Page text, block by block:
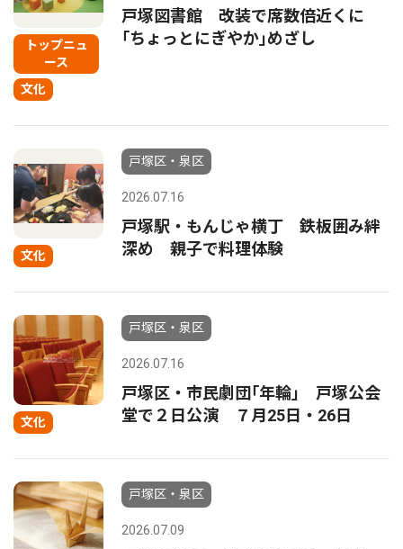
トップニュ
ース
文化
戸塚図書館 改装で席数倍近くに
｢ちょっとにぎやか｣めざし
文化
戸塚区・泉区
2026.07.16
戸塚駅・もんじゃ横丁 鉄板囲み絆
深め 親子で料理体験
文化
戸塚区・泉区
2026.07.16
戸塚区・市民劇団｢年輪｣ 戸塚公会
堂で２日公演 ７月25日・26日
戸塚区・泉区
2026.07.09